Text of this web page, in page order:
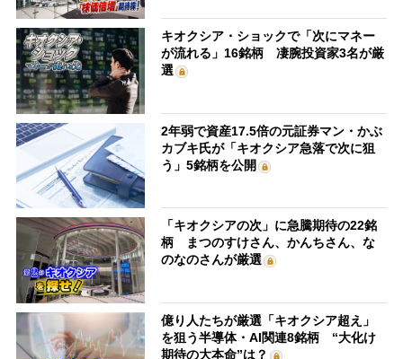
キオクシア・ショックで「次にマネー
が流れる」16銘柄 凄腕投資家3名が厳
選
2年弱で資産17.5倍の元証券マン・かぶ
カブキ氏が「キオクシア急落で次に狙
う」5銘柄を公開
「キオクシアの次」に急騰期待の22銘
柄 まつのすけさん、かんちさん、な
のなのさんが厳選
億り人たちが厳選「キオクシア超え」
を狙う半導体・AI関連8銘柄 “大化け
期待の大本命”は？